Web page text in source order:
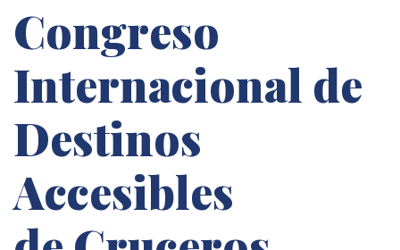
Congreso
Internacional de
Destinos
Accesibles